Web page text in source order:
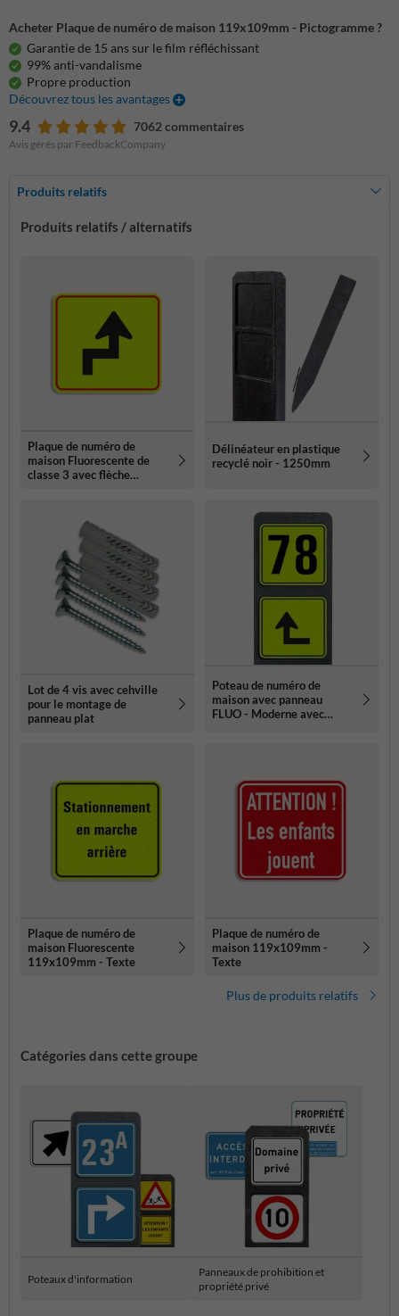
Acheter Plaque de numéro de maison 119x109mm - Pictogramme ?
Garantie de 15 ans sur le film réfléchissant
99% anti-vandalisme
Propre production
Découvrez tous les avantages
9.4 7062 commentaires
Avis gérés par FeedbackCompany
Produits relatifs
Produits relatifs / alternatifs
Plaque de numéro de
maison Fluorescente de
classe 3 avec flèche
Délinéateur en plastique
recyclé noir - 1250mm
Lot de 4 vis avec cehville
pour le montage de
panneau plat
Poteau de numéro de
maison avec panneau
FLUO - Moderne avec
Plaque de numéro de
maison Fluorescente
119x109mm - Texte
Plaque de numéro de
maison 119x109mm -
Texte
Plus de produits relatifs
Catégories dans cette groupe
Poteaux d'information
Panneaux de prohibition et
propriété privé